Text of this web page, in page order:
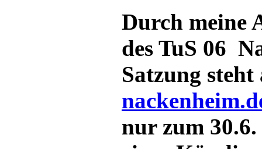
Durch meine
des TuS 06
Satzung
nur zum